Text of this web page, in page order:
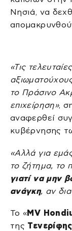
Νησιά, να
«Τις
το Πράσινο
επιχείρηση»,
αναφερθεί
κυβέρνησης
«Αλλά για
το ζήτημα, το
γιατί να μην
ανάγκη, αν
Το «MV
της Τενερίφης